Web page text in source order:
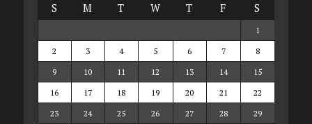
S
M T W T F S
1
2
3 4 5 6 7
8
9
10 11 12 13 14
15
16
17 18 19 20 21
22
23
24 25 26 27 28
29